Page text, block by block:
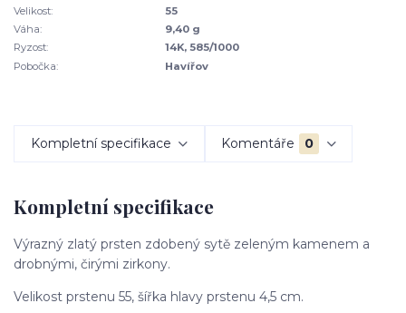
Velikost:
55
Váha:
9,40 g
Ryzost:
14K, 585/1000
Pobočka:
Havířov
Kompletní specifikace Komentáře 0
Kompletní specifikace
Výrazný zlatý prsten zdobený sytě zeleným kamenem a
drobnými, čirými zirkony.
Velikost prstenu 55, šířka hlavy prstenu 4,5 cm.